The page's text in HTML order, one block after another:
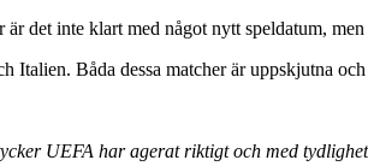
det inte klart med något nytt speldatum,
Båda dessa matcher är uppskjutna
UEFA har agerat riktigt och med